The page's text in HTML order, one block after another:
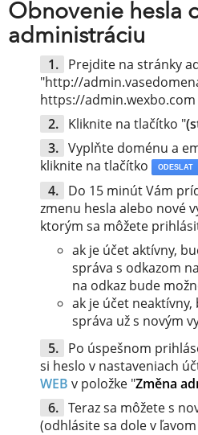
Obnovenie hesla
administráciu
Prejdite na stránky
"http://
https://admin.wexbo.com
Kliknite na tlačítko "
Vyplňte doménu a
kliknite na tlačítko
ODESLAT
Do 15 minút Vám
zmenu hesla alebo nové
ktorým sa môžete
ak je účet aktívny,
správa s odkazom
na odkaz bude
ak je účet
správa už s novým
Po úspešnom
si heslo v nastaveniach
WEB v položke "Změna
Teraz sa môžete s
(odhlásite sa dole v